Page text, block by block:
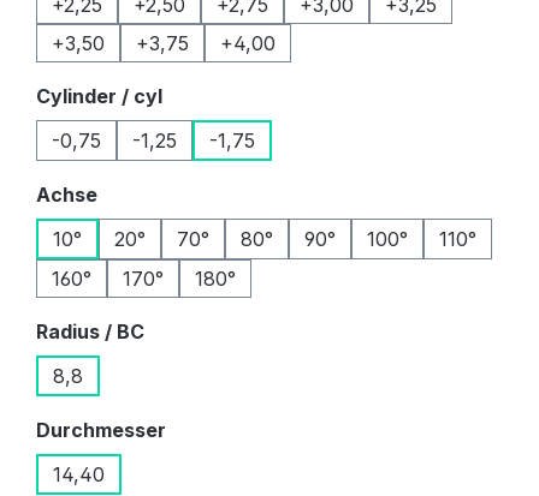
+3,50
+3,75 +4,00
Cylinder / cylauswählen
-0,75
-1,25 -1,75
Achseauswählen
10°
20° 70° 80° 90° 100°
110°
160°
170° 180°
Radius / BCauswählen
8,8
Durchmesser
14,40